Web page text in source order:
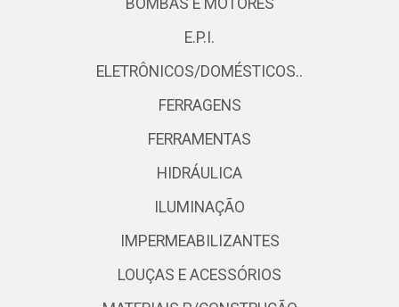
BOMBAS E MOTORES
E.P.I.
ELETRÔNICOS/DOMÉSTICOS..
FERRAGENS
FERRAMENTAS
HIDRÁULICA
ILUMINAÇÃO
IMPERMEABILIZANTES
LOUÇAS E ACESSÓRIOS